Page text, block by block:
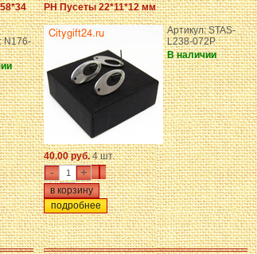
N176-
PH Пусеты 22*11*12 мм
Артикул: STAS-
L238-072P
В наличии
40.00 руб.4 шт.
- +
подробнее